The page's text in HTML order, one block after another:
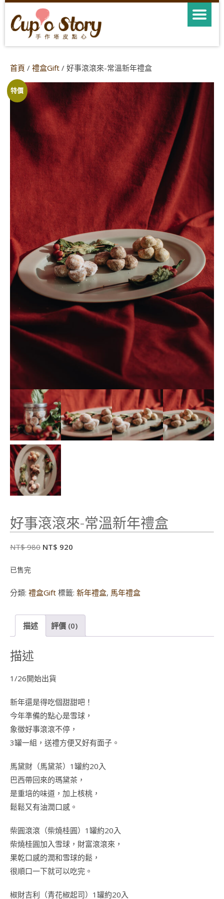
首頁 / 禮盒Gift / 好事滾滾來-常溫新年禮盒
特價
好事滾滾來-常溫新年禮盒
NT$980 原
NT$ 920
格：
已售完
分類: 禮盒Gift 標籤: 新年禮盒, 馬年禮盒
描述 評價 (0)
描述
1/26開始出貨
新年還是得吃個甜甜吧！
今年準備的點心是雪球，
象徵好事滾滾不停，
3罐一組，送禮方便又好有面子。
馬黛財（馬黛茶）1罐約20入
巴西帶回來的瑪黛茶，
是重培的味道，加上核桃，
鬆鬆又有油潤口感。
柴圓滾滾（柴燒桂圓）1罐約20入
柴燒桂圓加入雪球，財富滾滾來，
果乾口感的潤和雪球的鬆，
很順口一下就可以吃完。
椒財吉利（青花椒起司）1罐約20入